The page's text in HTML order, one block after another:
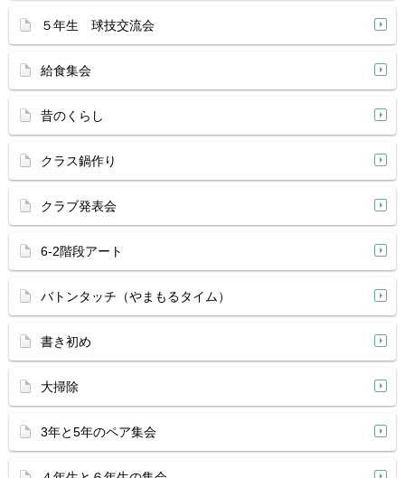
５年生 球技交流会
給食集会
昔のくらし
クラス鍋作り
クラブ発表会
6-2階段アート
バトンタッチ（やまもるタイム）
書き初め
大掃除
3年と5年のペア集会